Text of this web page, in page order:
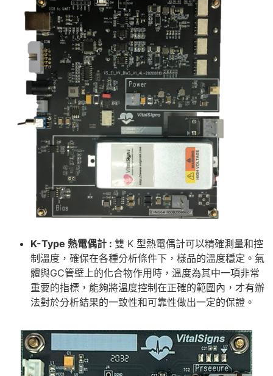
K-Type 熱電偶計 : 雙 K 型熱電偶計可以精確測量和控
制溫度，確保在各種分析條件下，樣品的溫度穩定。氣
體與GC管壁上的化合物作用時，溫度為其中一項非常
重要的指標，能夠將溫度控制在正確的範圍內，才有辦
法對於分析結果的一致性和可靠性做出一定的保證。